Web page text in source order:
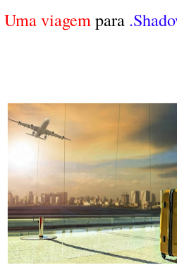
Uma viagempara